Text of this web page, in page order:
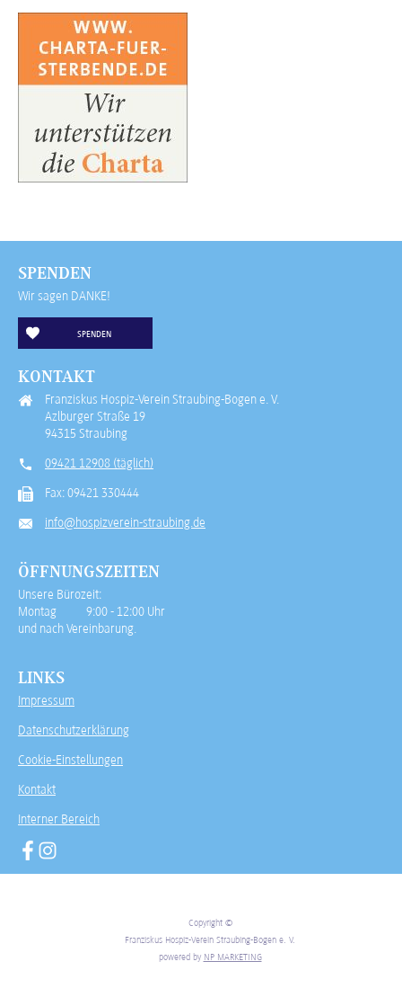
SPENDEN
Wir sagen DANKE!
SPENDEN
KONTAKT
Franziskus Hospiz-Verein Straubing-Bogen e. V.
Azlburger Straße 19
94315 Straubing
09421 12908 (täglich)
Fax: 09421 330444
info@hospizverein-straubing.de
ÖFFNUNGSZEITEN
Unsere Bürozeit:
Montag 9:00 - 12:00 Uhr
und nach Vereinbarung.
LINKS
Impressum
Datenschutzerklärung
Cookie-Einstellungen
Kontakt
Interner Bereich
Copyright ©
Franziskus Hospiz-Verein Straubing-Bogen e. V.
powered by NP MARKETING